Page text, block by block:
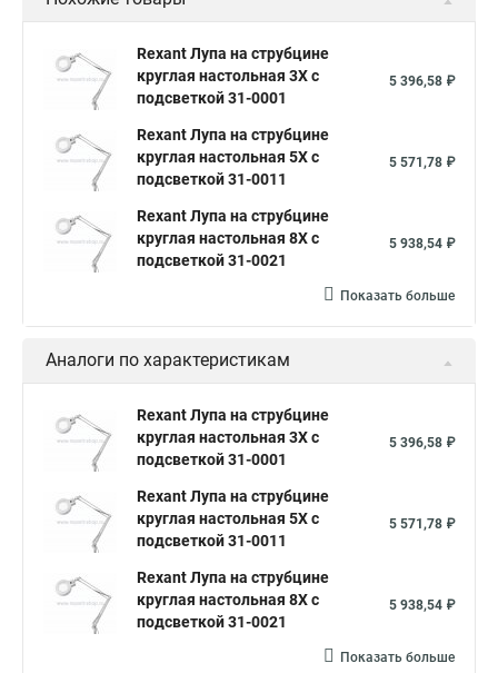
Увеличительная лупа Лупа большая Увеличение лупы
Лупа складная
Лупа косметологическая Лупа для чтения
Увеличительные приборы Штативная лупа
Лупа круглая Лупы косметолога Лупа с led подсветкой
Лупа rexant Лупа 10 кратная
Лампа лупа настольная
Лупа увеличение 10 Лупа с led
Лупа для рукоделия
Лупа медицинская Лупы с увеличением
Микроскоп и лупа Интернет магазин луп Лупа 7
Лупа измерительная
Rexant Лупа на струбцине
круглая настольная 3Х с
подсветкой 31-0001
5 396,58 ₽
Rexant Лупа на струбцине
круглая настольная 5Х с
подсветкой 31-0011
5 571,78 ₽
Rexant Лупа на струбцине
круглая настольная 8Х с
подсветкой 31-0021
5 938,54 ₽
Показать больше
Аналоги по характеристикам
Rexant Лупа на струбцине
круглая настольная 3Х с
подсветкой 31-0001
5 396,58 ₽
Rexant Лупа на струбцине
круглая настольная 5Х с
подсветкой 31-0011
5 571,78 ₽
Rexant Лупа на струбцине
круглая настольная 8Х с
подсветкой 31-0021
5 938,54 ₽
Показать больше